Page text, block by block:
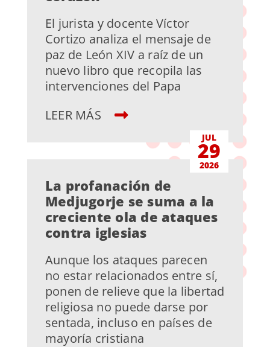
El jurista y docente Víctor
Cortizo analiza el mensaje de
paz de León XIV a raíz de un
nuevo libro que recopila las
intervenciones del Papa
LEER MÁS
JUL
29
2026
La profanación de
Medjugorje se suma a la
creciente ola de ataques
contra iglesias
Aunque los ataques parecen
no estar relacionados entre sí,
ponen de relieve que la libertad
religiosa no puede darse por
sentada, incluso en países de
mayoría cristiana